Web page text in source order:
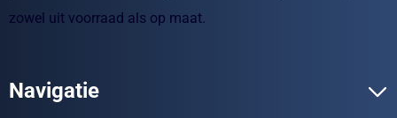
zowel uit voorraad als op maat.
Navigatie